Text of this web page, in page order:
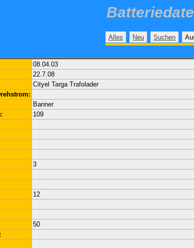
Alles Neu Suchen
08.04.03
22.7.08
Cityel Targa Trafolader
Banner
109
3
12
50